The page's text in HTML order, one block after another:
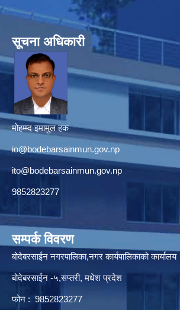
सूचना अधिकारी
मोहम्म्द इमामुल हक
io@bodebarsainmun.gov.np
ito@bodebarsainmun.gov.np
9852823277
सम्पर्क विवरण
बोदेबरसाईन नगरपालिका,नगर कार्यपालिकाको कार्यालय
बोदेबरसाईन -५,सप्तरी, मधेश प्रदेश
फोन : 9852823277